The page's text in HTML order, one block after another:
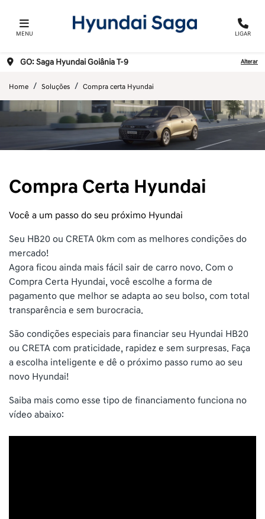
MENU LIGAR
GO: Saga Hyundai Goiânia T-9 Alterar
Home Soluções Compra certa Hyundai
Compra Certa Hyundai
Você a um passo do seu próximo Hyundai
Seu HB20 ou CRETA 0km com as melhores condições do
mercado!
Agora ficou ainda mais fácil sair de carro novo. Com o
Compra Certa Hyundai, você escolhe a forma de
pagamento que melhor se adapta ao seu bolso, com total
transparência e sem burocracia.
São condições especiais para financiar seu Hyundai HB20
ou CRETA com praticidade, rapidez e sem surpresas. Faça
a escolha inteligente e dê o próximo passo rumo ao seu
novo Hyundai!
Saiba mais como esse tipo de financiamento funciona no
vídeo abaixo: